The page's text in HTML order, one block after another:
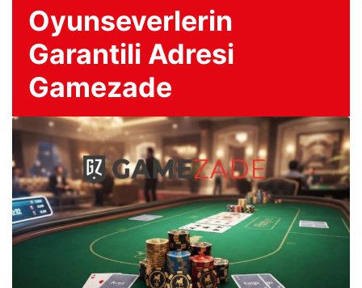
Oyunseverlerin
Garantili Adresi
Gamezade